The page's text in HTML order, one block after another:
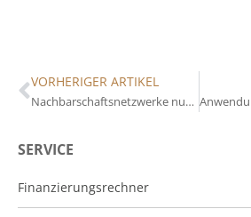
SERVICE
Finanzierungsrechner
VORHERIGER ARTIKEL
Nachbarschaftsnetzwerke nutzen: Vorteile für Immobilieneigentümer